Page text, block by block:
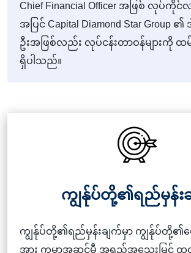
Chief Financial Officer အဖြစ် လုပ်ကို
အပြင် Capital Diamond Star Group
ဦးအဖြစ်လည်း လုပ်ငန်းတာဝန်များကို
ရှိပါသည်။
ကျွန်ုပ်တို့၏ရည်မှန်း
ကျွန်ုပ်တို့၏ရည်မှန်းချက်မှာ ကျွန်ုပ်တို့၏ဖ
အား ကမ္ဘာ့အဆင့်မီ အရည်အသွေးမြင့် ထု